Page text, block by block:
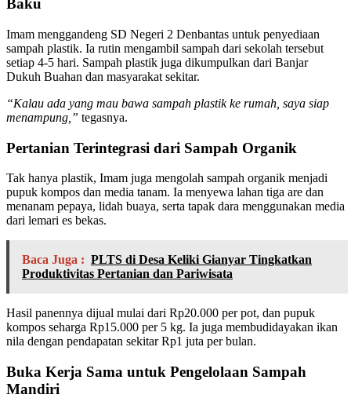
Baku
Imam menggandeng SD Negeri 2 Denbantas untuk penyediaan
sampah plastik. Ia rutin mengambil sampah dari sekolah tersebut
setiap 4-5 hari. Sampah plastik juga dikumpulkan dari Banjar
Dukuh Buahan dan masyarakat sekitar.
“Kalau ada yang mau bawa sampah plastik ke rumah, saya siap
menampung,” tegasnya.
Pertanian Terintegrasi dari Sampah Organik
Tak hanya plastik, Imam juga mengolah sampah organik menjadi
pupuk kompos dan media tanam. Ia menyewa lahan tiga are dan
menanam pepaya, lidah buaya, serta tapak dara menggunakan media
dari lemari es bekas.
Baca Juga : PLTS di Desa Keliki Gianyar Tingkatkan
Produktivitas Pertanian dan Pariwisata
Hasil panennya dijual mulai dari Rp20.000 per pot, dan pupuk
kompos seharga Rp15.000 per 5 kg. Ia juga membudidayakan ikan
nila dengan pendapatan sekitar Rp1 juta per bulan.
Buka Kerja Sama untuk Pengelolaan Sampah
Mandiri